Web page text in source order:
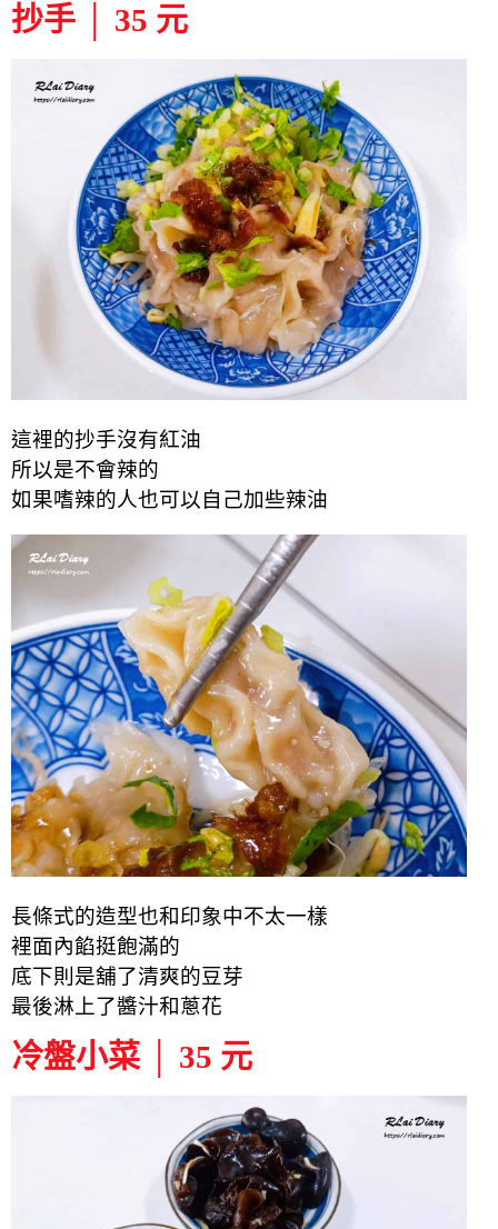
抄手 │ 35 元
這裡的抄手沒有紅油
所以是不會辣的
如果嗜辣的人也可以自己加些辣油
長條式的造型也和印象中不太一樣
裡面內餡挺飽滿的
底下則是舖了清爽的豆芽
最後淋上了醬汁和蔥花
冷盤小菜 │ 35 元